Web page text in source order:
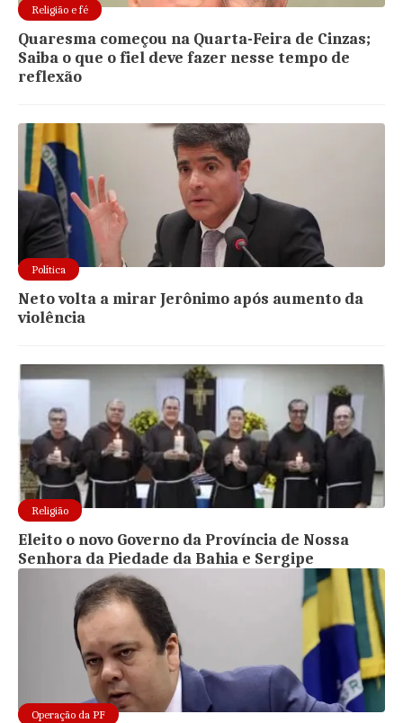
Religião e fé
Quaresma começou na Quarta-Feira de Cinzas;
Saiba o que o fiel deve fazer nesse tempo de
reflexão
Política
Neto volta a mirar Jerônimo após aumento da
violência
Religião
Eleito o novo Governo da Província de Nossa
Senhora da Piedade da Bahia e Sergipe
Operação da PF